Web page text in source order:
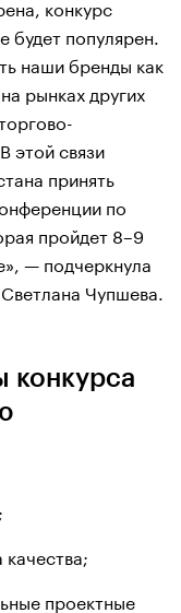
конкурс
будет популярен.
наши бренды как
рынках других
этой связи
принять
по
пройдет 8–9
— подчеркнула
Чупшева.
конкурса
проектные